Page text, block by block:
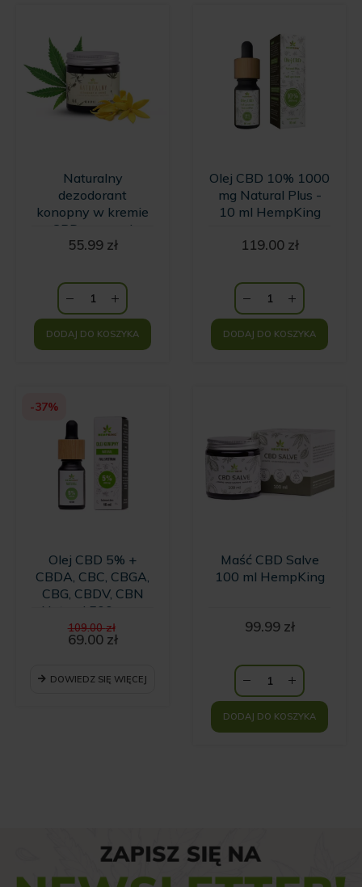
Naturalny
dezodorant
konopny w kremie
z CBD o zapachu
wanilii i kwiatów
HempKing
55.99 zł
DODAJ DO KOSZYKA
Olej CBD 10% 1000
mg Natural Plus -
10 ml HempKing
119.00 zł
DODAJ DO KOSZYKA
-37%
Olej CBD 5% +
CBDA, CBC, CBGA,
CBG, CBDV, CBN
Natural 500 mg -
10ml
109.00zł
cena
69.00 zł
wynosi:
DOWIEDZ SIĘ WIĘCEJ
Maść CBD Salve
100 ml HempKing
99.99 zł
DODAJ DO KOSZYKA